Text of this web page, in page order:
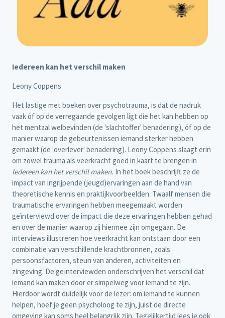
Iedereen kan het verschil maken
Leony Coppens
Het lastige met boeken over psychotrauma, is dat de nadruk
vaak óf op de verregaande gevolgen ligt die het kan hebben op
het mentaal welbevinden (de 'slachtoffer' benadering), óf op de
manier waarop de gebeurtenissen iemand sterker hebben
gemaakt (de 'overlever' benadering). Leony Coppens slaagt erin
om zowel trauma als veerkracht goed in kaart te brengen in
Iedereen kan het verschil maken. In het boek beschrijft ze de
impact van ingrijpende (jeugd)ervaringen aan de hand van
theoretische kennis en praktijkvoorbeelden. Twaalf mensen die
traumatische ervaringen hebben meegemaakt worden
geïnterviewd over de impact die deze ervaringen hebben gehad
en over de manier waarop zij hiermee zijn omgegaan. De
interviews illustreren hoe veerkracht kan ontstaan door een
combinatie van verschillende krachtbronnen, zoals
persoonsfactoren, steun van anderen, activiteiten en
zingeving. De geïnterviewden onderschrijven het verschil dat
iemand kan maken door er simpelweg voor iemand te zijn.
Hierdoor wordt duidelijk voor de lezer: om iemand te kunnen
helpen, hoef je geen psycholoog te zijn, juist de directe
omgeving kan soms heel belangrijk zijn. Tegelijkertijd lees je ook